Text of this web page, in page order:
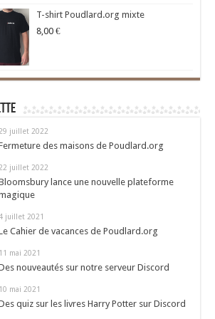
T-shirt Poudlard.org mixte
8,00 €
juillet 2022
des maisons de Poudlard.org
juillet 2022
lance une nouvelle plateforme
juillet 2021
Cahier de vacances de Poudlard.org
mai 2021
nouveautés sur notre serveur Discord
mai 2021
quiz sur les livres Harry Potter sur Discord